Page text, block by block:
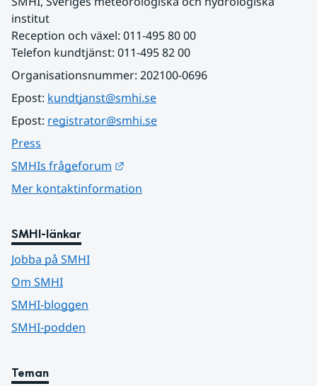
institut
Reception och växel: 011-495 80 00
Telefon kundtjänst: 011-495 82 00
Organisationsnummer: 202100-0696
Epost: kundtjanst@smhi.se
Epost: registrator@smhi.se
Press
SMHIs frågeforum
Mer kontaktinformation
SMHI-länkar
Jobba på SMHI
Om SMHI
SMHI-bloggen
SMHI-podden
Teman